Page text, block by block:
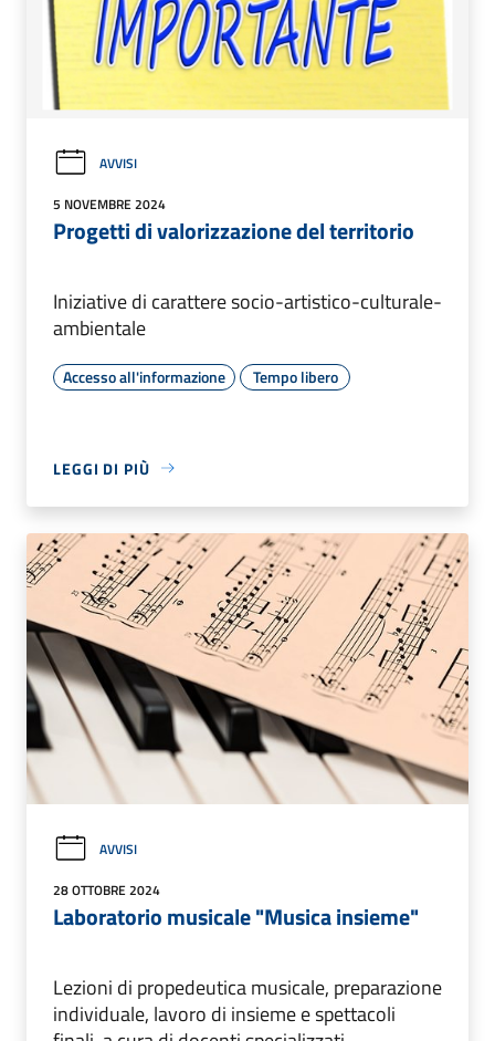
AVVISI
5 NOVEMBRE 2024
Progetti di valorizzazione del territorio
Iniziative di carattere socio-artistico-culturale-
ambientale
Accesso all'informazione Tempo libero
LEGGI DI PIÙ
AVVISI
28 OTTOBRE 2024
Laboratorio musicale "Musica insieme"
Lezioni di propedeutica musicale, preparazione
individuale, lavoro di insieme e spettacoli